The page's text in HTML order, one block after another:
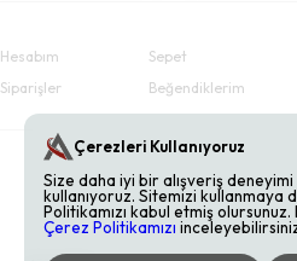
Hesabım
Siparişler
Sepet
Beğendiklerim
Çerezleri Kullanıyoruz
Size daha iyi bir alışveriş
kullanıyoruz. Sitemizi kullanmaya
Politikamızı kabul etmiş
Çerez Politikamızı